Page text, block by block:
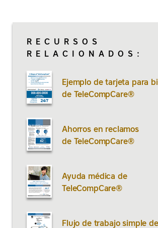
RECURSOS
RELACIONADOS:
Ejemplo de tarjeta para
de TeleCompCare®
Ahorros en reclamos
de TeleCompCare®
Ayuda médica de
TeleCompCare®
Flujo de trabajo simple de